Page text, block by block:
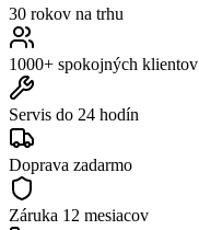
30 rokov na trhu
1000+ spokojných klientov
Servis do 24 hodín
Doprava zadarmo
Záruka 12 mesiacov